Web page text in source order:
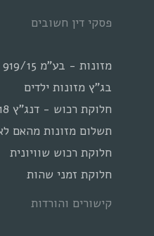
פסקי דין חשובים
מזונות - בע"מ 919/15
בג"ץ מזונות ילדים
חלוקת רכוש - דנג"ץ 8537/18
תשלום מזונות מהאם
חלוקת רכוש שוויונית
חלוקת זמני שהות
קישורים והורדות